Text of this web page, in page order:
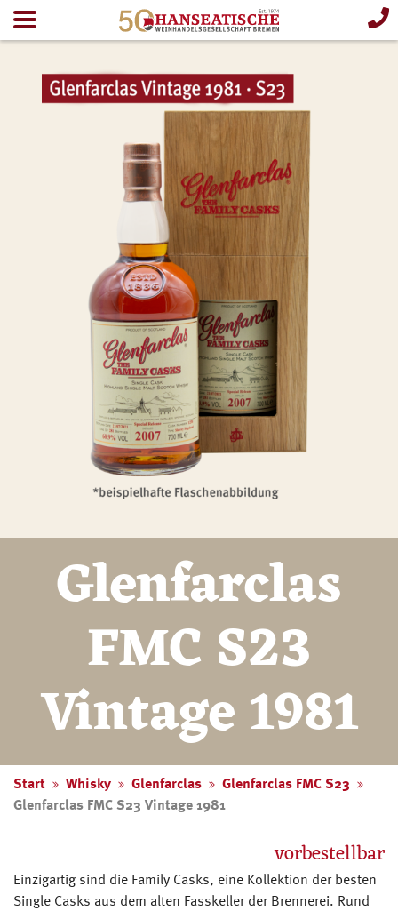
Glenfarclas
FMC S23
Vintage 1981
Start Whisky Glenfarclas
Glenfarclas FMC S23
Glenfarclas FMC S23 Vintage 1981
vorbestellbar
Einzigartig sind die Family Casks, eine Kollektion der besten
Single Casks aus dem alten Fasskeller der Brennerei. Rund